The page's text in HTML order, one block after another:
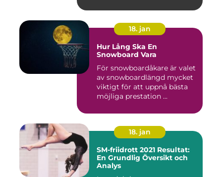
18. jan
Hur Lång Ska En
Snowboard Vara
För snowboardåkare är valet
av snowboardlängd mycket
viktigt för att uppnå bästa
möjliga prestation ...
18. jan
SM-friidrott 2021 Resultat:
En Grundlig Översikt och
Analys